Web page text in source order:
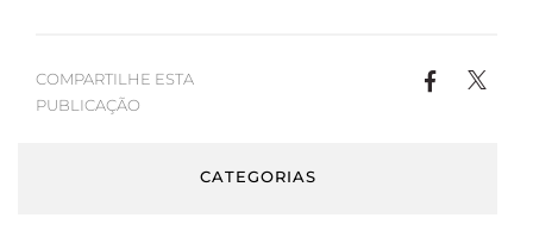
COMPARTILHE ESTA
PUBLICAÇÃO
CATEGORIAS